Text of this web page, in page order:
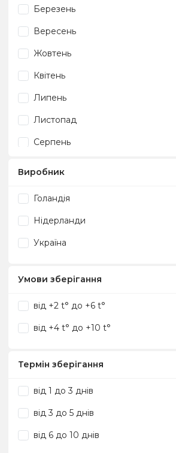
Березень
Вересень
Жовтень
Квітень
Липень
Листопад
Серпень
Виробник
Голандія
Нідерланди
Україна
Умови зберігання
від +2 t° до +6 t°
від +4 t° до +10 t°
Термін зберігання
від 1 до 3 днів
від 3 до 5 днів
від 6 до 10 днів